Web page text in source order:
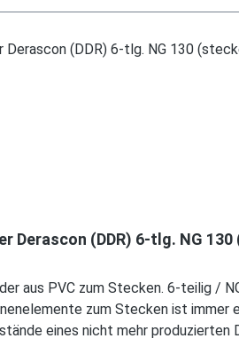
Derascon (DDR) 6-tlg. NG
aus PVC zum Stecken. 6-teilig /
zum Stecken ist immer
eines nicht mehr
bereit. Größere Artikel dieser